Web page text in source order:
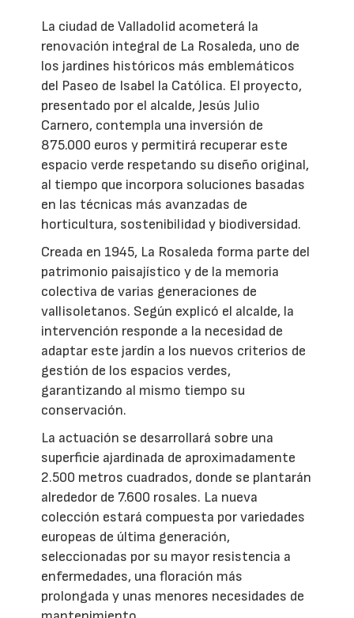
La ciudad de Valladolid acometerá la
renovación integral de La Rosaleda, uno de
los jardines históricos más emblemáticos
del Paseo de Isabel la Católica. El proyecto,
presentado por el alcalde, Jesús Julio
Carnero, contempla una inversión de
875.000 euros y permitirá recuperar este
espacio verde respetando su diseño original,
al tiempo que incorpora soluciones basadas
en las técnicas más avanzadas de
horticultura, sostenibilidad y biodiversidad.
Creada en 1945, La Rosaleda forma parte del
patrimonio paisajístico y de la memoria
colectiva de varias generaciones de
vallisoletanos. Según explicó el alcalde, la
intervención responde a la necesidad de
adaptar este jardín a los nuevos criterios de
gestión de los espacios verdes,
garantizando al mismo tiempo su
conservación.
La actuación se desarrollará sobre una
superficie ajardinada de aproximadamente
2.500 metros cuadrados, donde se plantarán
alrededor de 7.600 rosales. La nueva
colección estará compuesta por variedades
europeas de última generación,
seleccionadas por su mayor resistencia a
enfermedades, una floración más
prolongada y unas menores necesidades de